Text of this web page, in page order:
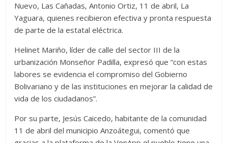
Nuevo, Las Cañadas, Antonio Ortiz, 11 de abril, La
Yaguara, quienes recibieron efectiva y pronta respuesta
de parte de la estatal eléctrica.
‎Helinet Mariño, líder de calle del sector III de la
urbanización Monseñor Padilla, expresó que “con estas
labores se evidencia el compromiso del Gobierno
Bolivariano y de las instituciones en mejorar la calidad de
vida de los ciudadanos”.
Por su parte, Jesús Caicedo, habitante de la comunidad
11 de abril del municipio Anzoátegui, comentó que